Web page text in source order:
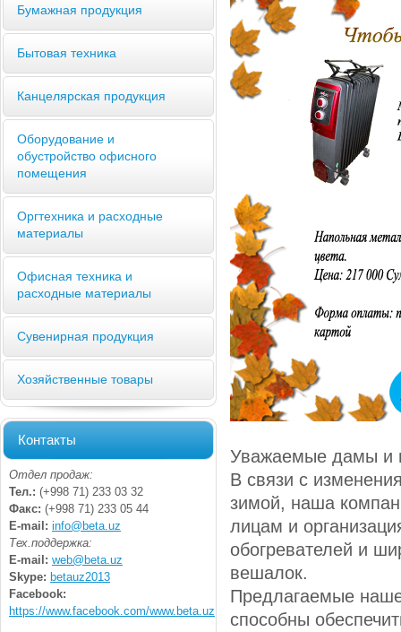
Бумажная продукция
Бытовая техника
Канцелярская продукция
Оборудование и
обустройство офисного
помещения
Оргтехника и расходные
материалы
Офисная техника и
расходные материалы
Сувенирная продукция
Хозяйственные товары
Контакты
Отдел продаж:
Тел.: (+998 71) 233 03 32
Факс: (+998 71) 233 05 44
E-mail: info@beta.uz
Тех.поддержка:
E-mail: web@beta.uz
Skype: betauz2013
Facebook:
https://www.facebook.com/www.beta.uz
Уважаемые дамы и
В связи с
зимой, наша
лицам и
обогревателей и
вешалок.
Предлагаемые
способны